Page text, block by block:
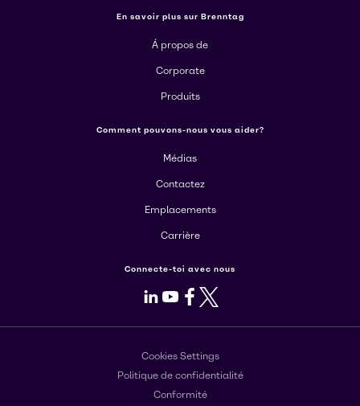
En savoir plus sur Brenntag
Á propos de
Corporate
Produits
Comment pouvons-nous vous aider?
Médias
Contactez
Emplacements
Carrière
Connecte-toi avec nous
LinkedIn
Youtube
Facebook
X
Cookies Settings
Politique de confidentialité
Conformité